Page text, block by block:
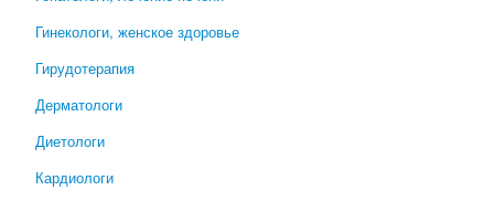
Гинекологи, женское здоровье
Гирудотерапия
Дерматологи
Диетологи
Кардиологи